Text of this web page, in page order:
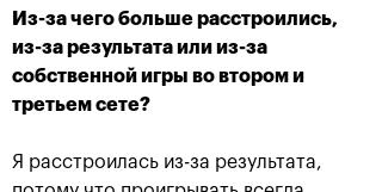
20 октября, 19:00 20 октября,
Из-за чего больше расстроились,
из-за результата или из-за
собственной игры во втором и
третьем сете?
Я расстроилась из-за результата,